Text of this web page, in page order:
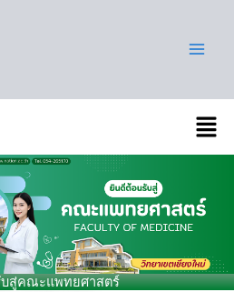
เมนู
สู่คณะแพทยศาสตร์